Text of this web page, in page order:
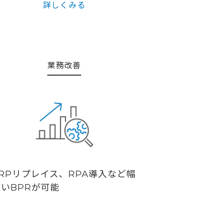
詳しくみる
業務改善
リプレイス、RPA導入など幅
BPRが可能